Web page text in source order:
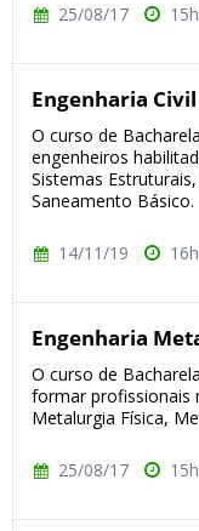
25/08/17
Engenharia Civil
O curso de
engenheiros
Sistemas
Saneamento Básico.
14/11/19
Engenharia
O curso de
formar profissionais
Metalurgia Física,
25/08/17